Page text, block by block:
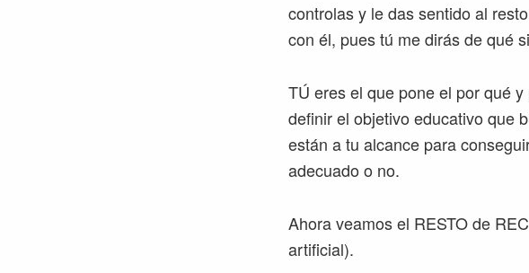
controlas y le das sentido al
con él, pues tú me dirás de qué
TÚ eres el que pone el por qué
definir el objetivo educativo que
están a tu alcance para
adecuado o no.
Ahora veamos el RESTO de
artificial).